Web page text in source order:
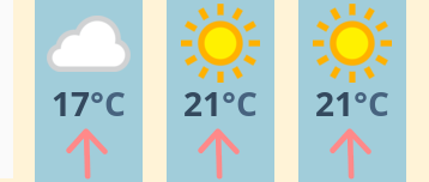
17°C 21°C 21°C